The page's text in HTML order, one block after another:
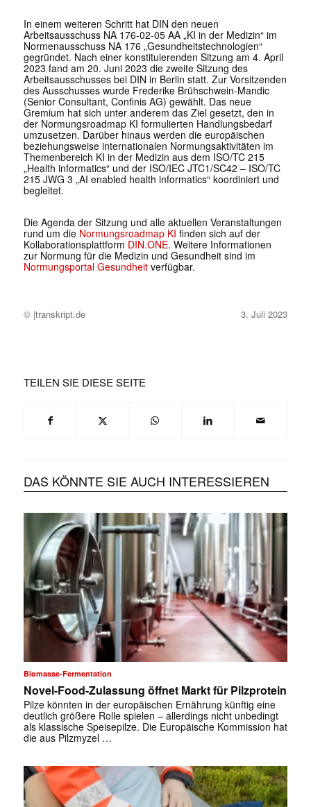
In einem weiteren Schritt hat DIN den neuen
Arbeitsausschuss NA 176-02-05 AA „KI in der Medizin“ im
Normenausschuss NA 176 „Gesundheitstechnologien“
gegründet. Nach einer konstituierenden Sitzung am 4. April
2023 fand am 20. Juni 2023 die zweite Sitzung des
Arbeitsausschusses bei DIN in Berlin statt. Zur Vorsitzenden
des Ausschusses wurde Frederike Brühschwein-Mandic
(Senior Consultant, Confinis AG) gewählt. Das neue
Gremium hat sich unter anderem das Ziel gesetzt, den in
der Normungsroadmap KI formulierten Handlungsbedarf
umzusetzen. Darüber hinaus werden die europäischen
beziehungsweise internationalen Normungsaktivitäten im
Themenbereich KI in der Medizin aus dem ISO/TC 215
„Health informatics“ und der ISO/IEC JTC1/SC42 – ISO/TC
215 JWG 3 „AI enabled health informatics“ koordiniert und
begleitet.
Die Agenda der Sitzung und alle aktuellen Veranstaltungen
rund um die Normungsroadmap KI finden sich auf der
Kollaborationsplattform DIN.ONE. Weitere Informationen
zur Normung für die Medizin und Gesundheit sind im
Normungsportal Gesundheitverfügbar.
© |transkript.de 3. Juli 2023
TEILEN SIE DIESE SEITE
DAS KÖNNTE SIE AUCH INTERESSIEREN
Biomasse-Fermentation
Novel-Food-Zulassung öffnet Markt für Pilzprotein
Pilze könnten in der europäischen Ernährung künftig eine
deutlich größere Rolle spielen – allerdings nicht unbedingt
als klassische Speisepilze. Die Europäische Kommission hat
die aus Pilzmyzel …